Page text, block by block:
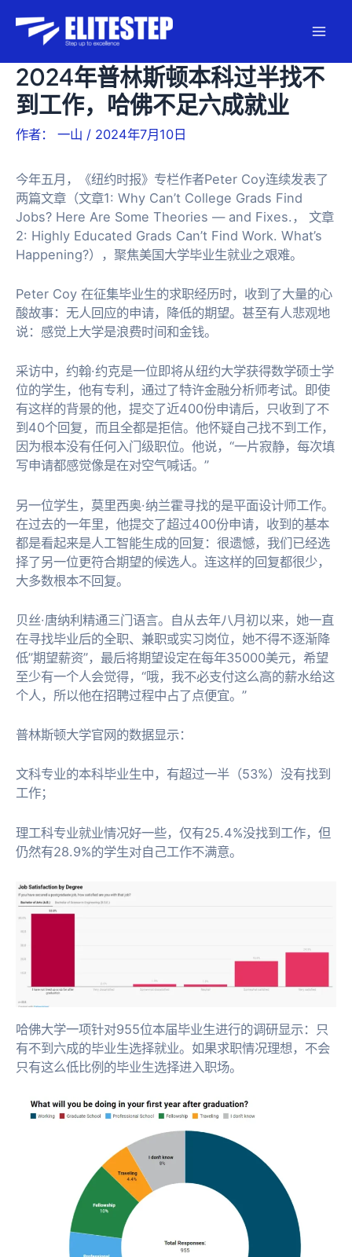
容 2024年普林斯顿本科过半找不
到工作，哈佛不足六成就业
作者： 一山 / 2024年7月10日
今年五月，《纽约时报》专栏作者Peter Coy连续发表了
两篇文章（文章1: Why Can’t College Grads Find
Jobs? Here Are Some Theories — and Fixes. ， 文章
2: Highly Educated Grads Can’t Find Work. What’s
Happening?），聚焦美国大学毕业生就业之艰难。
Peter Coy 在征集毕业生的求职经历时，收到了大量的心
酸故事：无人回应的申请，降低的期望。甚至有人悲观地
说：感觉上大学是浪费时间和金钱。
采访中，约翰·约克是一位即将从纽约大学获得数学硕士学
位的学生，他有专利，通过了特许金融分析师考试。即使
有这样的背景的他，提交了近400份申请后，只收到了不
到40个回复，而且全都是拒信。他怀疑自己找不到工作，
因为根本没有任何入门级职位。他说，“一片寂静，每次填
写申请都感觉像是在对空气喊话。”
另一位学生，莫里西奥·纳兰霍寻找的是平面设计师工作。
在过去的一年里，他提交了超过400份申请，收到的基本
都是看起来是人工智能生成的回复：很遗憾，我们已经选
择了另一位更符合期望的候选人。连这样的回复都很少，
大多数根本不回复。
贝丝·唐纳利精通三门语言。自从去年八月初以来，她一直
在寻找毕业后的全职、兼职或实习岗位，她不得不逐渐降
低”期望薪资”，最后将期望设定在每年35000美元，希望
至少有一个人会觉得，“哦，我不必支付这么高的薪水给这
个人，所以他在招聘过程中占了点便宜。”
普林斯顿大学官网的数据显示：
文科专业的本科毕业生中，有超过一半（53%）没有找到
工作；
理工科专业就业情况好一些，仅有25.4%没找到工作，但
仍然有28.9%的学生对自己工作不满意。
哈佛大学一项针对955位本届毕业生进行的调研显示：只
有不到六成的毕业生选择就业。如果求职情况理想，不会
只有这么低比例的毕业生选择进入职场。